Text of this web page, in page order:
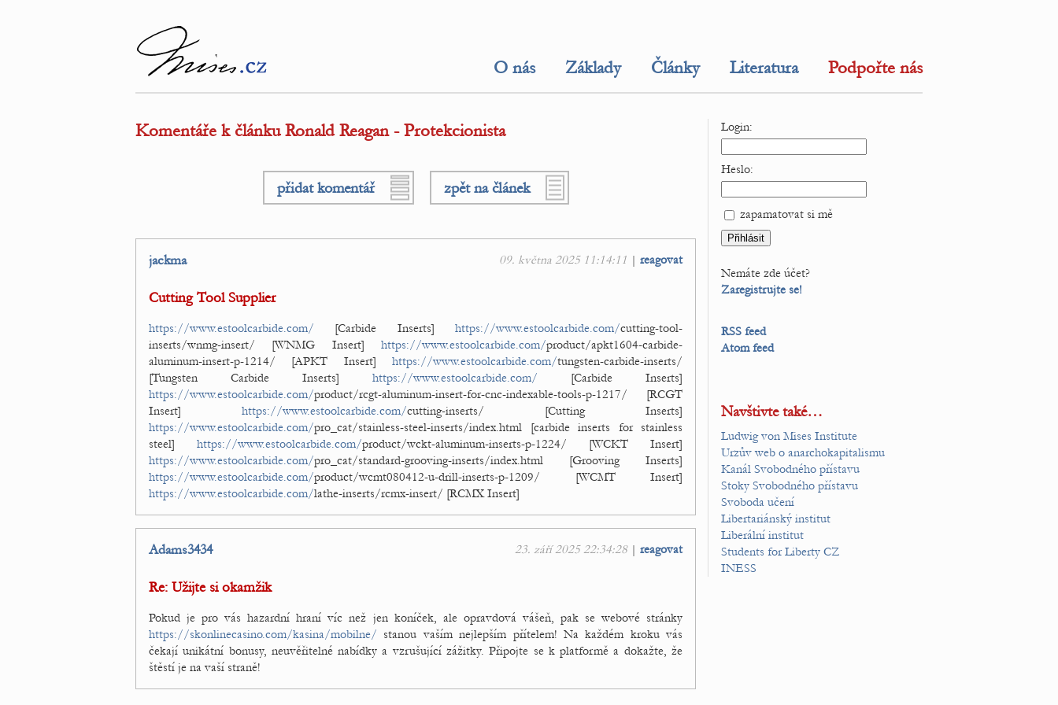
O nás Základy Články Literatura Podpořte nás
Komentáře k článku Ronald Reagan - Protekcionista
přidat komentář zpět na článek
09. května 2025 11:14:11 | reagovat
jackma
Cutting Tool Supplier
https://www.estoolcarbide.com/ [Carbide Inserts] https://www.estoolcarbide.com/cutting-tool-
inserts/wnmg-insert/ [WNMG Insert] https://www.estoolcarbide.com/product/apkt1604-carbide-
aluminum-insert-p-1214/ [APKT Insert] https://www.estoolcarbide.com/tungsten-carbide-inserts/
[Tungsten Carbide Inserts] https://www.estoolcarbide.com/ [Carbide Inserts]
https://www.estoolcarbide.com/product/rcgt-aluminum-insert-for-cnc-indexable-tools-p-1217/ [RCGT
Insert] https://www.estoolcarbide.com/cutting-inserts/ [Cutting Inserts]
https://www.estoolcarbide.com/pro_cat/stainless-steel-inserts/index.html [carbide inserts for stainless
steel] https://www.estoolcarbide.com/product/wckt-aluminum-inserts-p-1224/ [WCKT Insert]
https://www.estoolcarbide.com/pro_cat/standard-grooving-inserts/index.html [Grooving Inserts]
https://www.estoolcarbide.com/product/wcmt080412-u-drill-inserts-p-1209/ [WCMT Insert]
https://www.estoolcarbide.com/lathe-inserts/rcmx-insert/ [RCMX Insert]
23. září 2025 22:34:28| reagovat
Adams3434
Re: Užijte si okamžik
Pokud je pro vás hazardní hraní víc než jen koníček, ale opravdová vášeň, pak se webové stránky
https://skonlinecasino.com/kasina/mobilne/ stanou vaším nejlepším přítelem! Na každém kroku vás
čekají unikátní bonusy, neuvěřitelné nabídky a vzrušující zážitky. Připojte se k platformě a dokažte, že
štěstí je na vaší straně!
Login:
Heslo:
zapamatovat si mě
Nemáte zde účet?
Zaregistrujte se!
RSS feed
Atom feed
Navštivte také…
Ludwig von Mises Institute
Urzův web o anarchokapitalismu
Kanál Svobodného přístavu
Stoky Svobodného přístavu
Svoboda učení
Libertariánský institut
Liberální institut
Students for Liberty CZ
INESS